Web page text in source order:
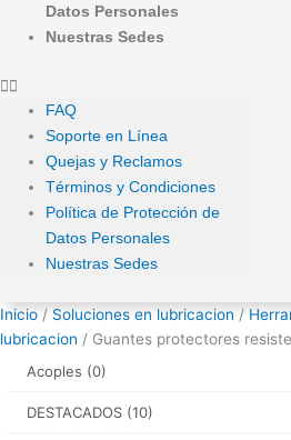
Datos Personales
Nuestras Sedes
FAQ
Soporte en Línea
Quejas y Reclamos
Términos y Condiciones
Política de Protección de
Datos Personales
Nuestras Sedes
Inicio / Soluciones en lubricacion /
lubricacion / Guantes protectores
Acoples (0)
DESTACADOS (10)